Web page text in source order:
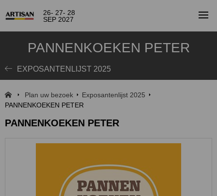
26- 27- 28
SEP 2027
PANNENKOEKEN PETER
EXPOSANTENLIJST 2025
Plan uw bezoek
Exposantenlijst 2025
PANNENKOEKEN PETER
PANNENKOEKEN PETER